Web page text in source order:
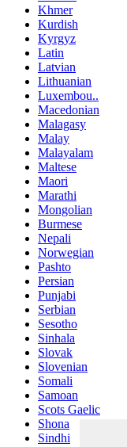
Khmer
Kurdish
Kyrgyz
Latin
Latvian
Lithuanian
Luxembou..
Macedonian
Malagasy
Malay
Malayalam
Maltese
Maori
Marathi
Mongolian
Burmese
Nepali
Norwegian
Pashto
Persian
Punjabi
Serbian
Sesotho
Sinhala
Slovak
Slovenian
Somali
Samoan
Scots Gaelic
Shona
Sindhi